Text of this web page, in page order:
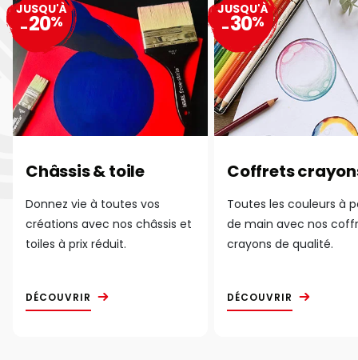
Châssis & toile
Donnez vie à toutes vos
créations avec nos châssis et
toiles à prix réduit.
DÉCOUVRIR
JUSQU'À
-20%
Coffrets
Toutes les couleurs à
de main avec nos
crayons de qualité.
DÉCOUVRIR
JUSQU'À
-30%